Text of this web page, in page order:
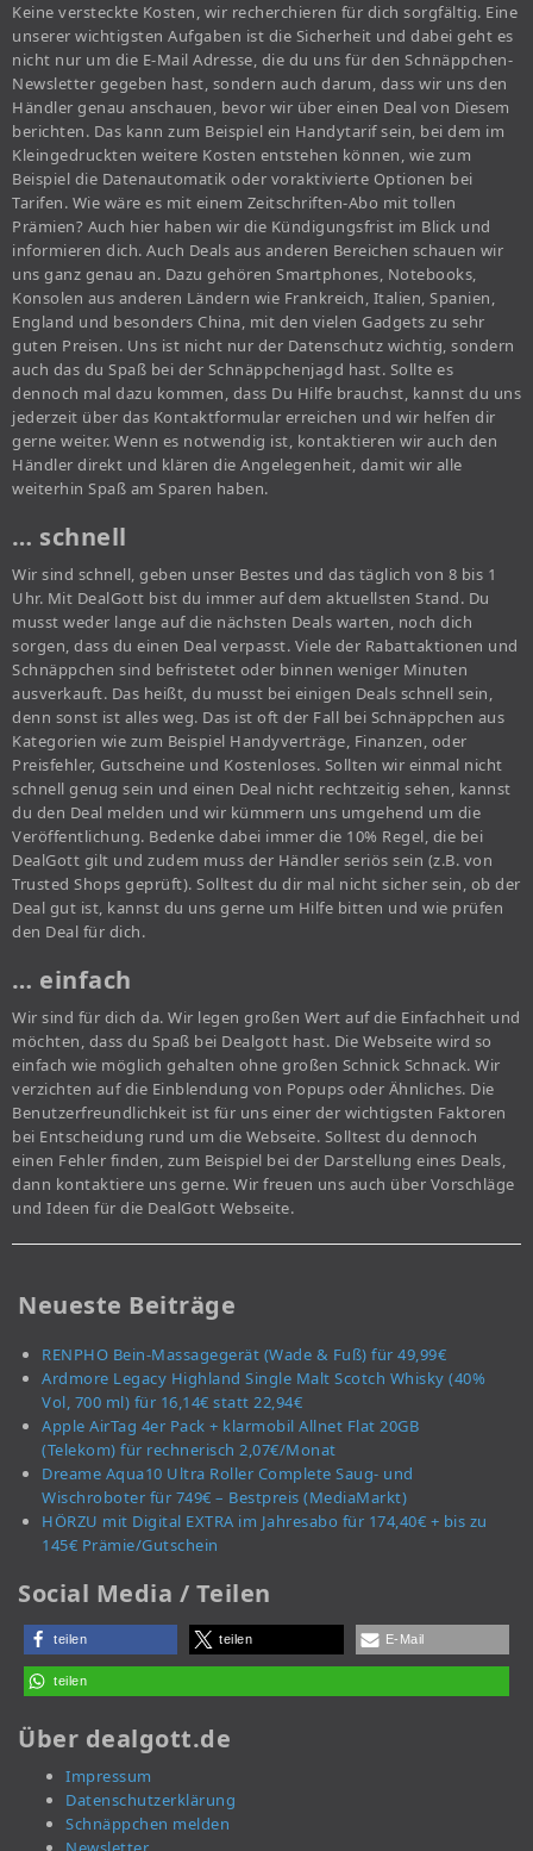
Keine versteckte Kosten, wir recherchieren für dich sorgfältig. Eine
unserer wichtigsten Aufgaben ist die Sicherheit und dabei geht es
nicht nur um die E-Mail Adresse, die du uns für den Schnäppchen-
Newsletter gegeben hast, sondern auch darum, dass wir uns den
Händler genau anschauen, bevor wir über einen Deal von Diesem
berichten. Das kann zum Beispiel ein Handytarif sein, bei dem im
Kleingedruckten weitere Kosten entstehen können, wie zum
Beispiel die Datenautomatik oder voraktivierte Optionen bei
Tarifen. Wie wäre es mit einem Zeitschriften-Abo mit tollen
Prämien? Auch hier haben wir die Kündigungsfrist im Blick und
informieren dich. Auch Deals aus anderen Bereichen schauen wir
uns ganz genau an. Dazu gehören Smartphones, Notebooks,
Konsolen aus anderen Ländern wie Frankreich, Italien, Spanien,
England und besonders China, mit den vielen Gadgets zu sehr
guten Preisen. Uns ist nicht nur der Datenschutz wichtig, sondern
auch das du Spaß bei der Schnäppchenjagd hast. Sollte es
dennoch mal dazu kommen, dass Du Hilfe brauchst, kannst du uns
jederzeit über das Kontaktformular erreichen und wir helfen dir
gerne weiter. Wenn es notwendig ist, kontaktieren wir auch den
Händler direkt und klären die Angelegenheit, damit wir alle
weiterhin Spaß am Sparen haben.
… schnell
Wir sind schnell, geben unser Bestes und das täglich von 8 bis 1
Uhr. Mit DealGott bist du immer auf dem aktuellsten Stand. Du
musst weder lange auf die nächsten Deals warten, noch dich
sorgen, dass du einen Deal verpasst. Viele der Rabattaktionen und
Schnäppchen sind befristetet oder binnen weniger Minuten
ausverkauft. Das heißt, du musst bei einigen Deals schnell sein,
denn sonst ist alles weg. Das ist oft der Fall bei Schnäppchen aus
Kategorien wie zum Beispiel Handyverträge, Finanzen, oder
Preisfehler, Gutscheine und Kostenloses. Sollten wir einmal nicht
schnell genug sein und einen Deal nicht rechtzeitig sehen, kannst
du den Deal melden und wir kümmern uns umgehend um die
Veröffentlichung. Bedenke dabei immer die 10% Regel, die bei
DealGott gilt und zudem muss der Händler seriös sein (z.B. von
Trusted Shops geprüft). Solltest du dir mal nicht sicher sein, ob der
Deal gut ist, kannst du uns gerne um Hilfe bitten und wie prüfen
den Deal für dich.
… einfach
Wir sind für dich da. Wir legen großen Wert auf die Einfachheit und
möchten, dass du Spaß bei Dealgott hast. Die Webseite wird so
einfach wie möglich gehalten ohne großen Schnick Schnack. Wir
verzichten auf die Einblendung von Popups oder Ähnliches. Die
Benutzerfreundlichkeit ist für uns einer der wichtigsten Faktoren
bei Entscheidung rund um die Webseite. Solltest du dennoch
einen Fehler finden, zum Beispiel bei der Darstellung eines Deals,
dann kontaktiere uns gerne. Wir freuen uns auch über Vorschläge
und Ideen für die DealGott Webseite.
Neueste Beiträge
RENPHO Bein-Massagegerät (Wade & Fuß) für 49,99€
Ardmore Legacy Highland Single Malt Scotch Whisky (40%
Vol, 700 ml) für 16,14€ statt 22,94€
Apple AirTag 4er Pack + klarmobil Allnet Flat 20GB
(Telekom) für rechnerisch 2,07€/Monat
Dreame Aqua10 Ultra Roller Complete Saug- und
Wischroboter für 749€ – Bestpreis (MediaMarkt)
HÖRZU mit Digital EXTRA im Jahresabo für 174,40€ + bis zu
145€ Prämie/Gutschein
Social Media / Teilen
teilen teilen E-Mail
teilen
Über dealgott.de
Impressum
Datenschutzerklärung
Schnäppchen melden